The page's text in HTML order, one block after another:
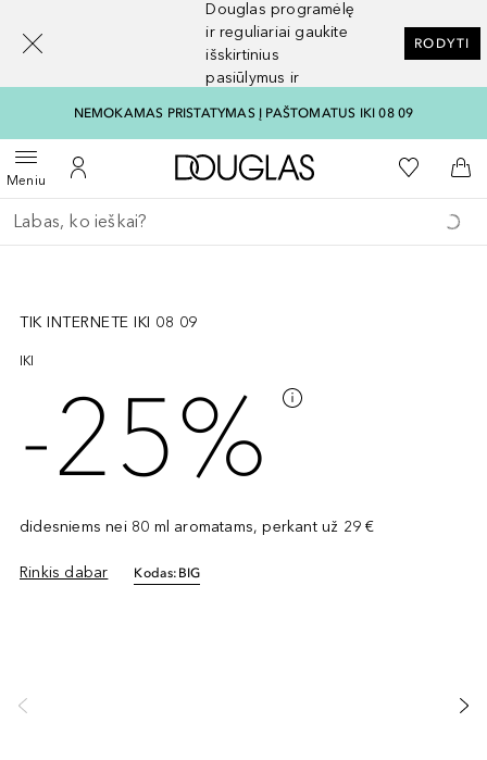
Douglas programėlę
ir reguliariai gaukite
išskirtinius
pasiūlymus ir
RODYTI
NEMOKAMAS PRISTATYMAS Į PAŠTOMATUS IKI 08 09
MeniuAtidaryti meniuĮ mano paskyrą
Į Douglas pagrindinį
Į mano
Į
Grįžk atgal
Vykdykite paiešką
Praleisti slankiklį
TIK INTERNETE IKI 08 09
IKI
-25%
didesniems nei 80 ml aromatams, perkant už 29 €
Rinkis dabar Kodas: BIG
[navigation.slideout.screenreader]